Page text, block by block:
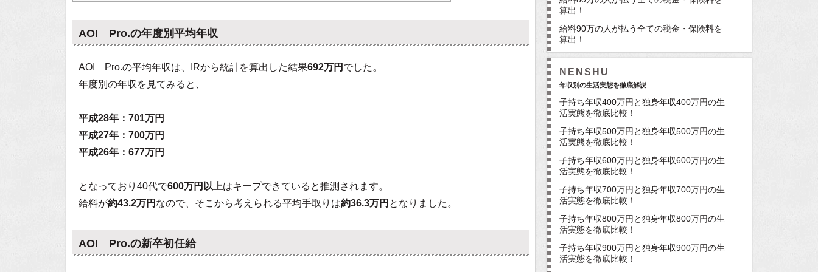
AOI Pro.の年度別平均年収
AOI Pro.の平均年収は、IRから統計を算出した結果692万円 でした。
年度別の年収を見てみると、
平成28年：701万円
平成27年：700万円
平成26年：677万円
となっており40代で600万円以上はキープできていると推測されます。
給料が約43.2万円 なので、そこから考えられる平均手取りは約36.3万円 となりました。
AOI Pro.の新卒初任給
算出！
給料90万の人が払う全ての税金・保険料を
算出！
NENSHU
年収別の生活実態を徹底解説
子持ち年収400万円と独身年収400万円の生
活実態を徹底比較！
子持ち年収500万円と独身年収500万円の生
活実態を徹底比較！
子持ち年収600万円と独身年収600万円の生
活実態を徹底比較！
子持ち年収700万円と独身年収700万円の生
活実態を徹底比較！
子持ち年収800万円と独身年収800万円の生
活実態を徹底比較！
子持ち年収900万円と独身年収900万円の生
活実態を徹底比較！